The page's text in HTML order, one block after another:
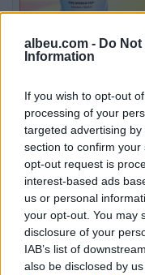
albeu.com - Do
Information
If you wish to opt-out
processing of your
targeted advertising
section to confirm
opt-out request is
interest-based ads
us or personal
your opt-out. You may
disclosure of your
IAB’s list of
also be disclosed by